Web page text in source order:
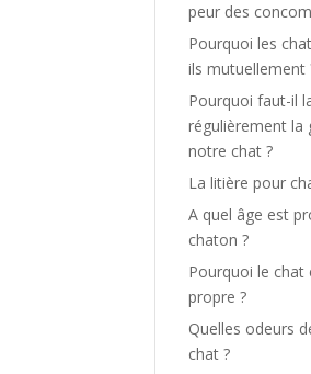
peur des
Pourquoi les
ils mutuellement
Pourquoi faut-il
régulièrement la
notre chat ?
La litière pour
A quel âge est
chaton ?
Pourquoi le chat
propre ?
Quelles odeurs
chat ?